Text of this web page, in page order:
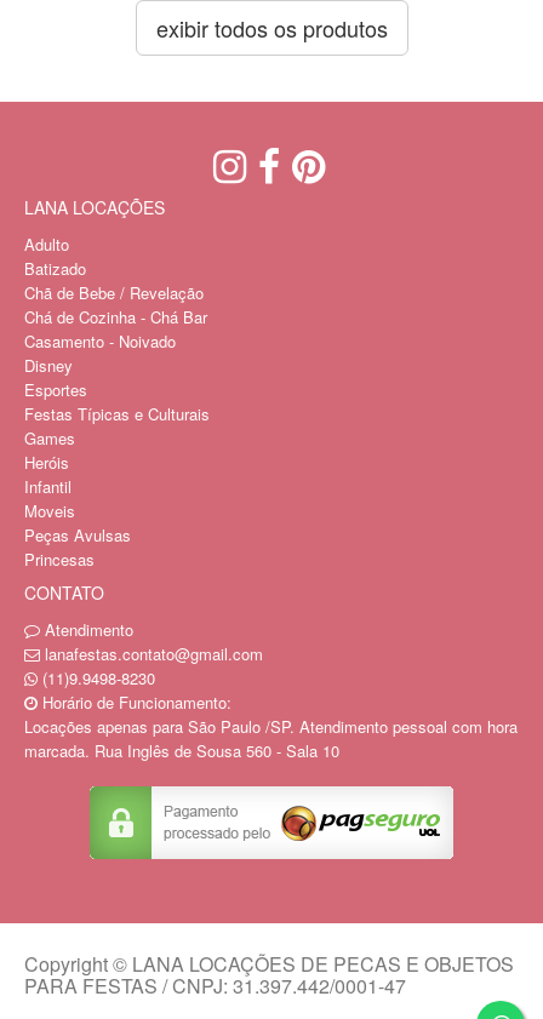
exibir todos os produtos
LANA LOCAÇÕES
Adulto
Batizado
Chã de Bebe / Revelação
Chá de Cozinha - Chá Bar
Casamento - Noivado
Disney
Esportes
Festas Típicas e Culturais
Games
Heróis
Infantil
Moveis
Peças Avulsas
Princesas
CONTATO
Atendimento
lanafestas.contato@gmail.com
(11)9.9498-8230
Horário de Funcionamento:
Locações apenas para São Paulo /SP. Atendimento pessoal com hora
marcada. Rua Inglês de Sousa 560 - Sala 10
Copyright © LANA LOCAÇÕES DE PECAS E OBJETOS
PARA FESTAS / CNPJ: 31.397.442/0001-47